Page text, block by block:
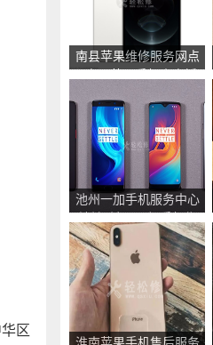
区
南县苹果维修服务网点
_南县苹果手机官方授
池州一加手机服务中心
地址_池州一加手机售
后维修点查询
淮南苹果手机售后服务